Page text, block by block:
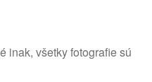
inak, všetky fotografie sú